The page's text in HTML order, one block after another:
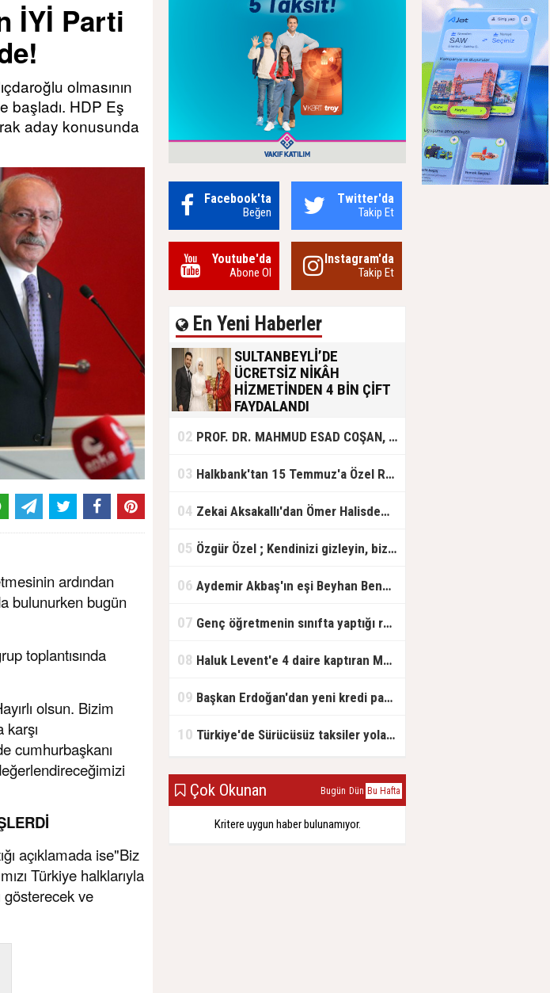
İYİ Parti
olmasının
başladı. HDP Eş
aday konusunda
ardından
bulunurken bugün
toplantısında
olsun. Bizim
cumhurbaşkanı
açıklamada ise"Biz
Türkiye halklarıyla
gösterecek ve
Facebook'ta
Beğen
Twitter'da
Takip Et
Youtube'da
Abone Ol
Instagram'da
Takip Et
En Yeni Haberler
SULTANBEYLİ’DE
ÜCRETSİZ NİKÂH
HİZMETİNDEN 4 BİN ÇİFT
FAYDALANDI
olan gençlere destek amacıyla
başlattığı ücretsiz nikâh hizmetini
başlattıklarını belirten Sultanbeyli
ücretsiz hizmet vermenin
02 PROF. DR. MAHMUD ESAD COŞAN, DOĞUMUNUN HİCRÎ 91. YILINDA ELAZIĞ'DA YÂD EDİLECEK
03 Halkbank'tan 15 Temmuz'a Özel Reklam Filmi: "İrade Bizim, Zafer Bizim"
04 Zekai Aksakallı'dan Ömer Halisdemir'e 'vefa' ziyareti!
05 Özgür Özel ; Kendinizi gizleyin, bizden işaret bekleyin
06 Aydemir Akbaş'ın eşi Beyhan Benek Akbaş hayatını kaybetti
07 Genç öğretmenin sınıfta yaptığı rezil paylaşım
08 Haluk Levent'e 4 daire kaptıran Müteahhit soluğu savcılıkta aldı
09 Başkan Erdoğan'dan yeni kredi paketi müjdesi: 6 ay geri ödemesiz, 36 ay vadeli
10 Türkiye'de Sürücüsüz taksiler yola çıkmaya hazırlanıyor
Çok Okunan Bugün Dün Bu Hafta
Kritere uygun haber bulunamıyor.